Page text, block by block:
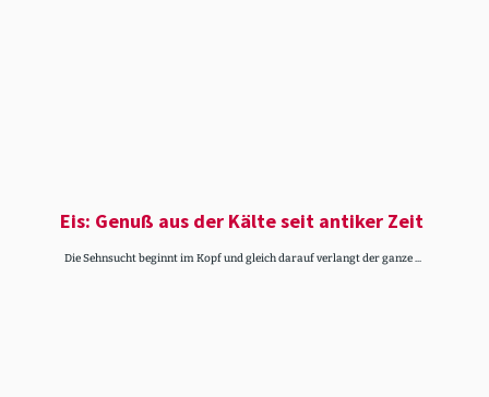
Eis: Genuß aus der Kälte seit antiker Zeit
Die Sehnsucht beginnt im Kopf und gleich darauf verlangt der ganze ...